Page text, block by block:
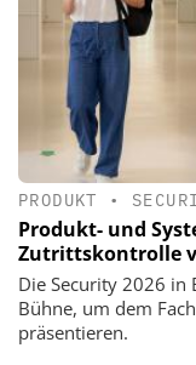
PRODUKT •
Produkt- und
Zutrittskontrolle
Die Security 2026 in
Bühne, um dem
präsentieren.